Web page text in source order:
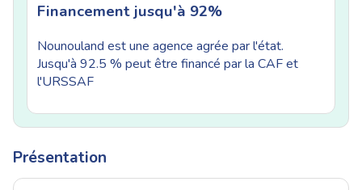
Financement jusqu'à 92%
Nounouland est une agence agrée par l'état.
Jusqu'à 92.5 % peut être financé par la CAF et
l'URSSAF
Présentation